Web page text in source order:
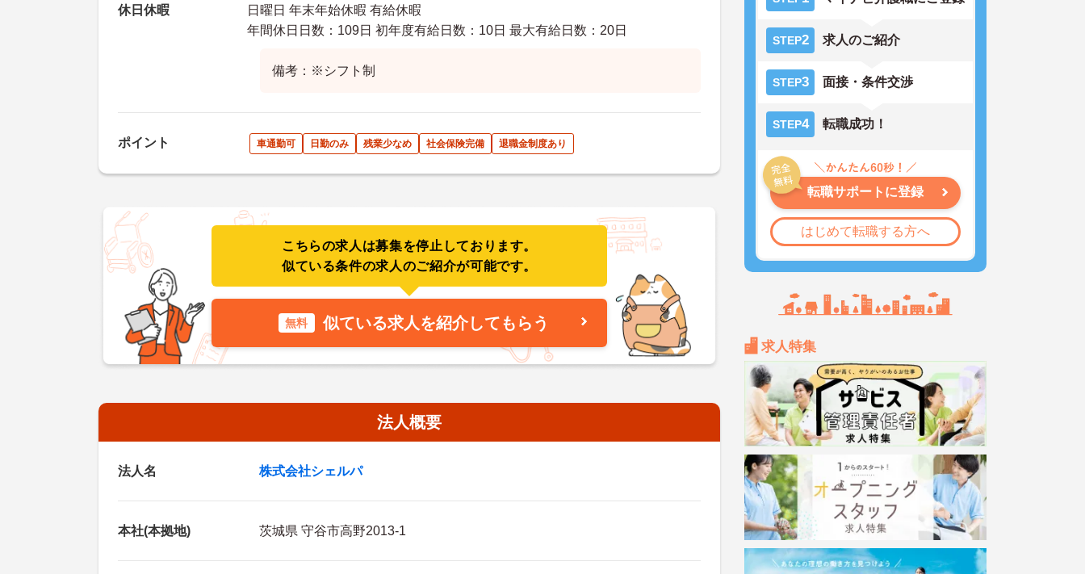
休日休暇
日曜日 年末年始休暇 有給休暇
年間休日日数：109日 初年度有給日数：10日 最大有給日数：20日
備考：※シフト制
ポイント 車通勤可 日勤のみ 残業少なめ 社会保険完備 退職金制度あり
こちらの求人は募集を停止しております。
似ている条件の求人のご紹介が可能です。
無料 似ている求人を紹介してもらう
法人概要
法人名 株式会社シェルパ
本社(本拠地) 茨城県 守谷市高野2013-1
STEP2 求人のご紹介
STEP3 面接・条件交渉
STEP4 転職成功！
転職サポートに登録
はじめて転職する方へ
求人特集